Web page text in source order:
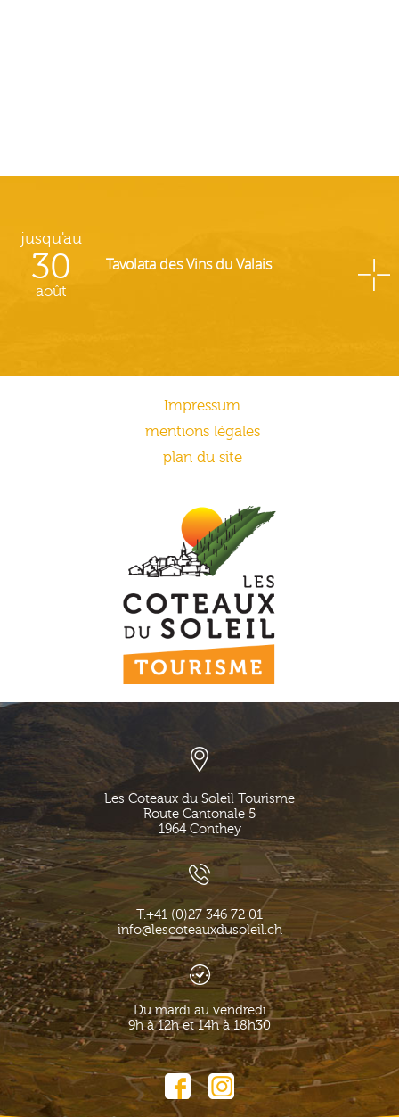
jusqu'au
30
août
Tavolata des Vins du Valais
Impressum
mentions légales
plan du site
Les Coteaux du Soleil Tourisme
Route Cantonale 5
1964 Conthey
T.+41 (0)27 346 72 01
info@lescoteauxdusoleil.ch
Du mardi au vendredi
9h à 12h et 14h à 18h30